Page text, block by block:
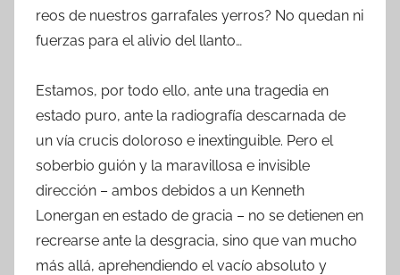
reos de nuestros garrafales yerros? No quedan ni
fuerzas para el alivio del llanto…
Estamos, por todo ello, ante una tragedia en
estado puro, ante la radiografía descarnada de
un vía crucis doloroso e inextinguible. Pero el
soberbio guión y la maravillosa e invisible
dirección – ambos debidos a un Kenneth
Lonergan en estado de gracia – no se detienen en
recrearse ante la desgracia, sino que van mucho
más allá, aprehendiendo el vacío absoluto y